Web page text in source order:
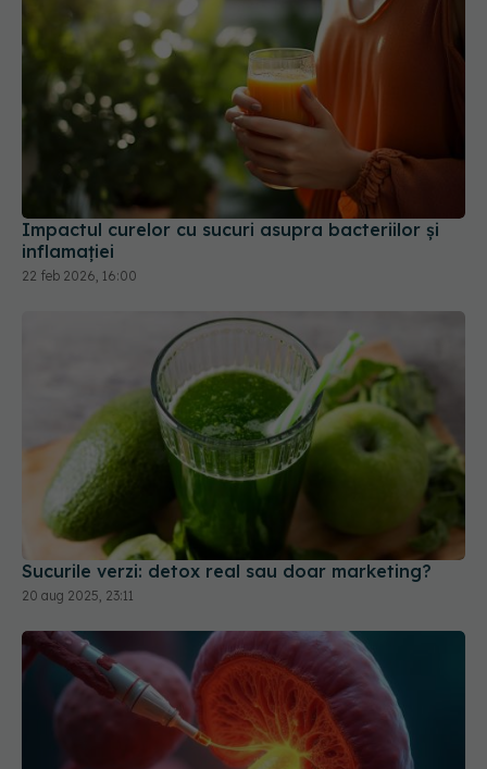
Impactul curelor cu sucuri asupra bacteriilor și
inflamației
22 feb 2026, 16:00
Sucurile verzi: detox real sau doar marketing?
20 aug 2025, 23:11